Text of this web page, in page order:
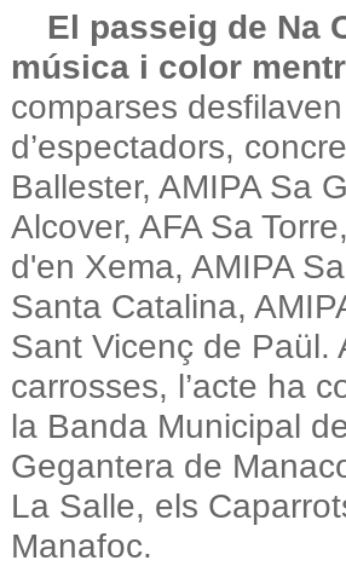
El passeig de Na
música i color
comparses
d’espectadors,
Ballester, AMIPA Sa
Alcover, AFA Sa
d'en Xema, AMIPA
Santa Catalina,
Sant Vicenç de Paül.
carrosses, l’acte ha
la Banda Municipal
Gegantera de
La Salle, els
Manafoc.